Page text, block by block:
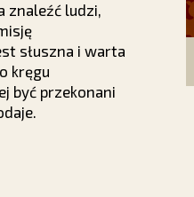
znaleźć ludzi,
słuszna i warta
kręgu
być przekonani